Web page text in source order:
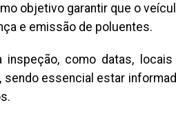
objetivo garantir que o
e emissão de poluentes.
inspeção, como datas,
sendo essencial estar